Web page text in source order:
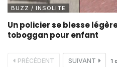
BUZZ / INSOLITE
Un policier se blesse
toboggan pour enfant
PRÉCÉDENT SUIVANT 1